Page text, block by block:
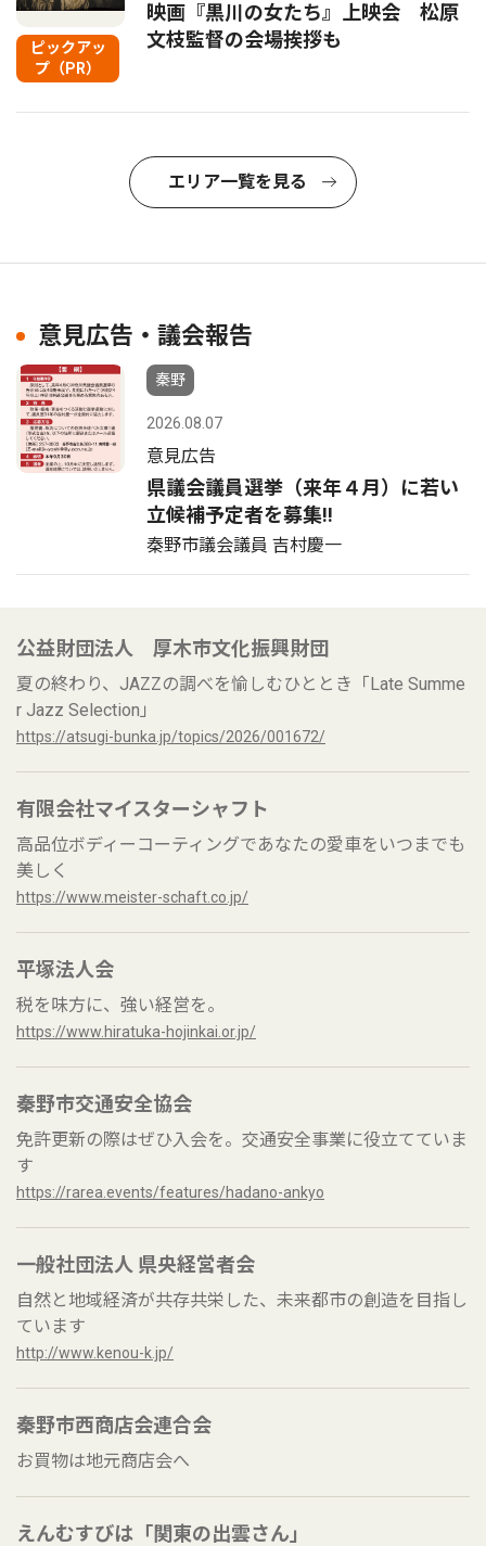
ピックアッ
プ（PR）
映画『黒川の女たち』上映会 松原
文枝監督の会場挨拶も
エリア一覧を見る
意見広告・議会報告
秦野
2026.08.07
意見広告
県議会議員選挙（来年４月）に若い
立候補予定者を募集‼
秦野市議会議員 吉村慶一
公益財団法人 厚木市文化振興財団
夏の終わり、JAZZの調べを愉しむひととき「Late Summe
r Jazz Selection」
https://atsugi-bunka.jp/topics/2026/001672/
有限会社マイスターシャフト
高品位ボディーコーティングであなたの愛車をいつまでも
美しく
https://www.meister-schaft.co.jp/
平塚法人会
税を味方に、強い経営を。
https://www.hiratuka-hojinkai.or.jp/
秦野市交通安全協会
免許更新の際はぜひ入会を。交通安全事業に役立てていま
す
https://rarea.events/features/hadano-ankyo
一般社団法人 県央経営者会
自然と地域経済が共存共栄した、未来都市の創造を目指し
ています
http://www.kenou-k.jp/
秦野市西商店会連合会
お買物は地元商店会へ
えんむすびは「関東の出雲さん」